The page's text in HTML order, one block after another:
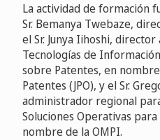
La actividad de formación
Sr. Bemanya Twebaze,
el Sr. Junya Iihoshi,
Tecnologías de
sobre Patentes, en
Patentes (JPO), y el Sr.
administrador regional
Soluciones Operativas
nombre de la OMPI.